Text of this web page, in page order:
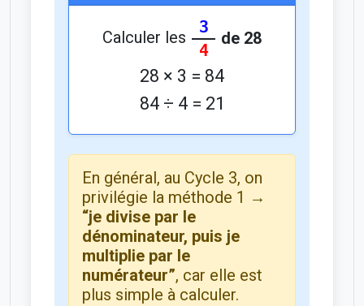
Calculer les
3
4
de 28
28 × 3 = 84
84 ÷ 4 = 21
En général, au Cycle 3, on
privilégie la méthode 1 →
“je divise par le
dénominateur, puis je
multiplie par le
numérateur”, car elle est
plus simple à calculer.